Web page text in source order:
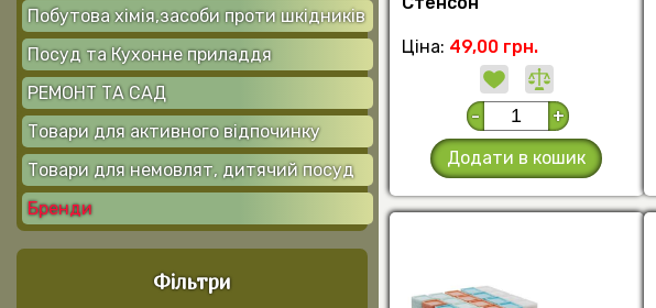
НАДХОДЖЕННЯ
ГОСПОДАРСЬКИХ
ДЛЯ ДОМУ
РУЧКИ, ФЛОМАСТЕРИ,
ФАРБИ, ОЛІВЦІ, НАБОРИ
РАДІО, КОЛОНКИ
МОБІЛЬНІ, МІКРОФОНИ
ФЛЕШ-НАКОПИЧУВАЧІ,
CD-ДИСКИ
Побутова хімія,засоби проти шкідників
Посуд та Кухонне приладдя
Глечики, Набори з
стаканами
Керамічні та інші чашки,
кружкиКАСТРУЛІ,
РЕМОНТ ТА САД
Для електрики
(електрофурнітура,
подовжувачі,
Товари для активного відпочинку
Товари для немовлят, дитячий посуд
Бренди
Фільтри
Ціна: 49,00 грн.
- +
Додати в кошик